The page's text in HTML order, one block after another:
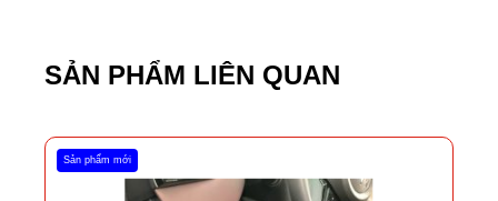
SẢN PHẨM LIÊN QUAN
Sản phẩm mới